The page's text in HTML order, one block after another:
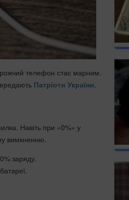
телефон стає марним.
Патріоти України
Навіть при «0%» у
вимкненню.
заряду.